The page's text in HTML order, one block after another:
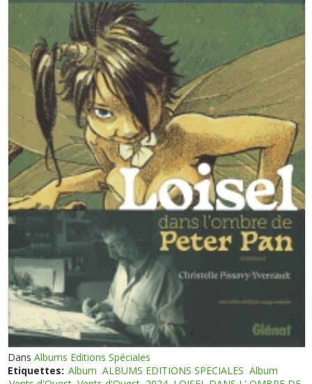
DansAlbums Editions Spéciales
Etiquettes: Album ALBUMS EDITIONS SPECIALES Album